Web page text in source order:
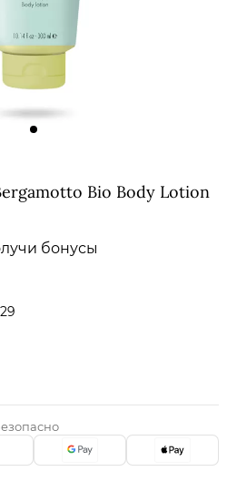
Bio Body Lotion
бонусы